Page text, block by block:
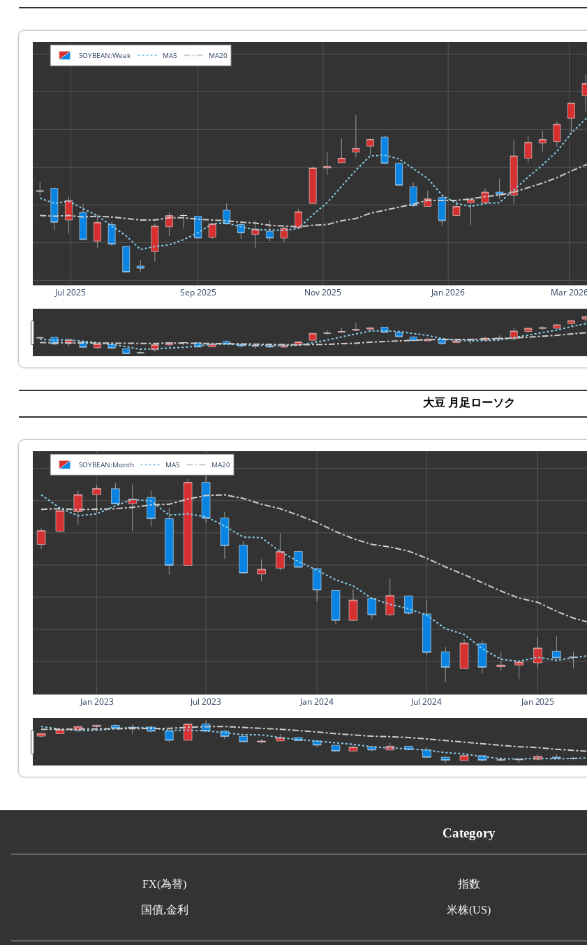
Jul 2025 Sep 2025 Nov 2025 Jan 2026 Mar
SOYBEAN:Week MA5 MA20
大豆 月足ローソク
Jan 2023 Jul 2023 Jan 2024 Jul 2024 Jan 2025
SOYBEAN:Month MA5 MA20
Category
FX(為替) 指数
国債,金利 米株(US)